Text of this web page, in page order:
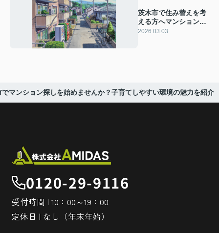
茨木市で住み替えを考
える方へマンション売
却ポイントは？損しな
2026.03.03
でマンション探しを始めませんか？子育てしやすい環境の魅力を紹介
0120-29-9116
受付時間 | 10：00～19：00
定休日 | なし（年末年始）